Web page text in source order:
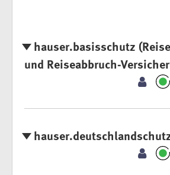
hauser.basisschutz
und Reiseabbruch-